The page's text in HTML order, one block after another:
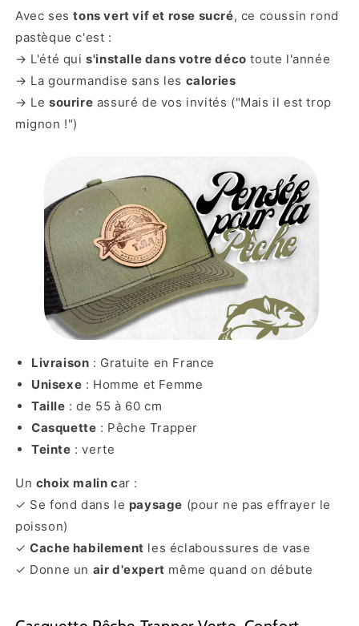
Avec sestons vert vif et rose sucré, ce coussin rond
pastèque c'est :
→ L'été quis'installe dans votre déco toute l'année
→ La gourmandise sans les calories
→ Le sourire assuré de vos invités ("Mais il est trop
mignon !")
Livraison : Gratuite en France
Unisexe : Homme et Femme
Taille : de 55 à 60 cm
Casquette : Pêche Trapper
Teinte : verte
Un choix malin car :
✓ Se fond dans le paysage (pour ne pas effrayer le
poisson)
✓Cache habilement les éclaboussures de vase
✓ Donne un air d'expert même quand on débute